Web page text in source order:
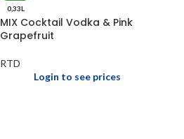
0,33L
MIX Cocktail Vodka & Pink
Grapefruit
RTD
Login to see prices